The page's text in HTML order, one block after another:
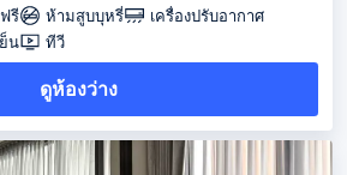
รี ห้ามสูบบุหรี่
เครื่องปรับอากาศ
น ทีวี
ดูห้องว่าง